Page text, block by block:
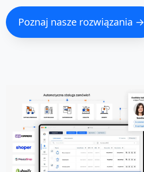
Poznaj nasze rozwiązania →